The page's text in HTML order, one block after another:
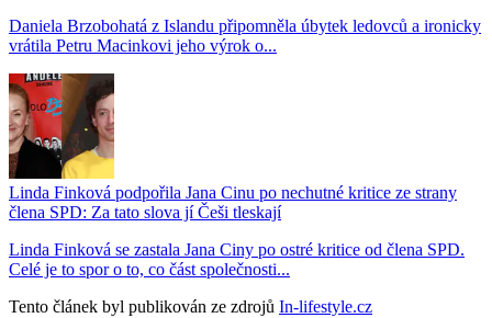
Daniela Brzobohatá z Islandu připomněla úbytek ledovců a ironicky
vrátila Petru Macinkovi jeho výrok o...
Linda Finková podpořila Jana Cinu po nechutné kritice ze strany
člena SPD: Za tato slova jí Češi tleskají
Linda Finková se zastala Jana Ciny po ostré kritice od člena SPD.
Celé je to spor o to, co část společnosti...
Tento článek byl publikován ze zdrojů In-lifestyle.cz